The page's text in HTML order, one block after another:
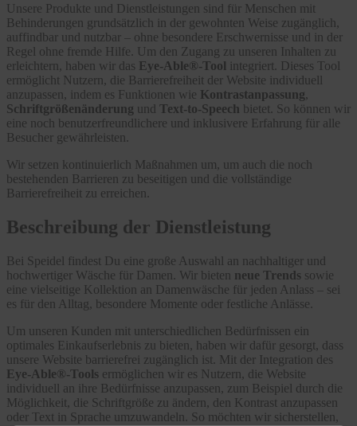
Unsere Produkte und Dienstleistungen sind für Menschen mit
Behinderungen grundsätzlich in der gewohnten Weise zugänglich,
auffindbar und nutzbar – ohne besondere Erschwernisse und in der
Regel ohne fremde Hilfe. Um den Zugang zu unseren Inhalten zu
erleichtern, haben wir das Eye-Able®-Tool integriert. Dieses Tool
ermöglicht Nutzern, die Barrierefreiheit der Website individuell
anzupassen, indem es Funktionen wie Kontrastanpassung,
Schriftgrößenänderung und Text-to-Speech bietet. So können wir
eine noch benutzerfreundlichere und inklusivere Erfahrung für alle
Besucher gewährleisten.
Wir setzen kontinuierlich Maßnahmen um, um auch die noch
bestehenden Barrieren zu beseitigen und die vollständige
Barrierefreiheit zu erreichen.
Beschreibung der Dienstleistung
Bei Speidel findest Du eine große Auswahl an nachhaltiger und
hochwertiger Wäsche für Damen. Wir bieten neue Trends sowie
eine vielseitige Kollektion an Damenwäsche für jeden Anlass – sei
es für den Alltag, besondere Momente oder festliche Anlässe.
Um unseren Kunden mit unterschiedlichen Bedürfnissen ein
optimales Einkaufserlebnis zu bieten, haben wir dafür gesorgt, dass
unsere Website barrierefrei zugänglich ist. Mit der Integration des
Eye-Able®-Tools ermöglichen wir es Nutzern, die Website
individuell an ihre Bedürfnisse anzupassen, zum Beispiel durch die
Möglichkeit, die Schriftgröße zu ändern, den Kontrast anzupassen
oder Text in Sprache umzuwandeln. So möchten wir sicherstellen,